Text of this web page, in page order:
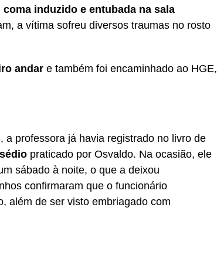
coma induzido e entubada na sala
a vítima sofreu diversos traumas no rosto
andar e também foi encaminhado ao HGE,
, a professora já havia registrado no livro de
praticado por Osvaldo. Na ocasião, ele
sábado à noite, o que a deixou
confirmaram que o funcionário
além de ser visto embriagado com